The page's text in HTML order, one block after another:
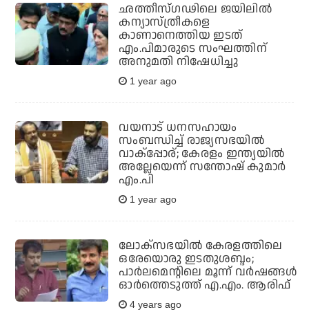
ഛത്തീസ്ഗഢിലെ ജയിലില്‍
കന്യാസ്ത്രീകളെ
കാണാനെത്തിയ ഇടത്
എം.പിമാരുടെ സംഘത്തിന്
അനുമതി നിഷേധിച്ചു
1 year ago
വയനാട് ധനസഹായം
സംബന്ധിച്ച് രാജ്യസഭയില്‍
വാക്പ്പോര്; കേരളം ഇന്ത്യയില്‍
അല്ലേയെന്ന് സന്തോഷ് കുമാര്‍
എം.പി
1 year ago
ലോക്‌സഭയില്‍ കേരളത്തിലെ
ഒരേയൊരു ഇടതുശബ്ദം;
പാര്‍ലമെന്റിലെ മൂന്ന് വര്‍ഷങ്ങള്‍
ഓര്‍ത്തെടുത്ത് എ.എം. ആരിഫ്
4 years ago